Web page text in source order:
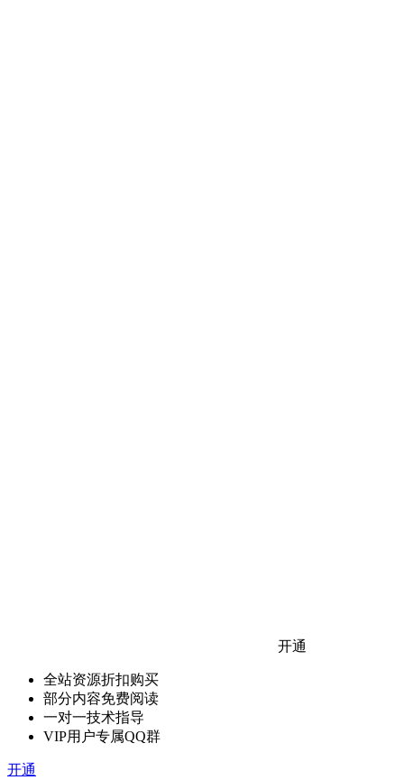
开通
全站资源折扣购买
部分内容免费阅读
一对一技术指导
VIP用户专属QQ群
开通